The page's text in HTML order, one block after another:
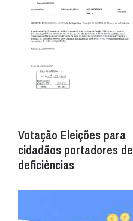
Votação Eleições para
cidadãos portadores de
deficiências